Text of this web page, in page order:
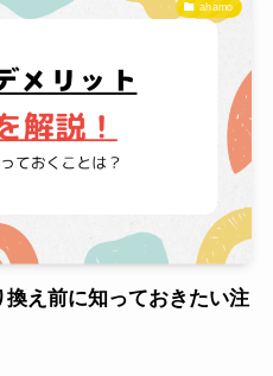
ahamo
え前に知っておきたい注